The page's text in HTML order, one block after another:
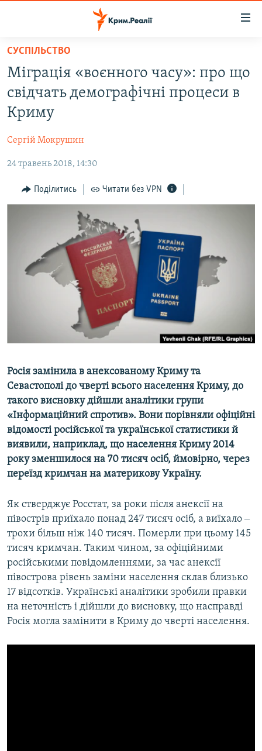
Перейти
основного
матеріалу
Перейти
до
основної
навігації
Перейти
пошуку
ВОДА.КРИМ
ВІДЕО ТА ФОТО
БЛОГИ
ПОГЛЯД
ІНТЕРВ'Ю
ДЕПОРТАЦІЯ
ВІДЕОУРОКИ «ELIFBE»
СВІДЧЕННЯ ОКУПАЦІЇ
УКРАЇНСЬКА ПРОБЛЕМА КРИМУ
ЯК ОБІЙТИ БЛОКУВАННЯ
Усі сайти RFE/RL
СУСПІЛЬСТВО
Міграція «воєнного часу»: про що
свідчать демографічні процеси в
Криму
Сергій Мокрушин
24 травень 2018, 14:30
Поділитись Читати без VPN
Росія замінила в анексованому Криму та
Севастополі до чверті всього населення Криму, до
такого висновку дійшли аналітики групи
«Інформаційний спротив». Вони порівняли офіційні
відомості російської та української статистики й
виявили, наприклад, що населення Криму 2014
року зменшилося на 70 тисяч осіб, ймовірно, через
переїзд кримчан на материкову Україну.
Як стверджує Росстат, за роки після анексії на
півострів приїхало понад 247 тисяч осіб, а виїхало ‒
трохи більш ніж 140 тисяч. Померли при цьому 145
тисяч кримчан. Таким чином, за офіційними
російськими повідомленнями, за час анексії
півострова рівень заміни населення склав близько
17 відсотків. Українські аналітики зробили правки
на неточність і дійшли до висновку, що насправді
Росія могла замінити в Криму до чверті населення.